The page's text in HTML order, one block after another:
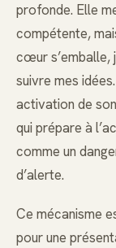
profonde. Elle
compétente,
cœur s’emballe,
suivre mes
activation de
qui prépare à
comme un
d’alerte.
Ce mécanisme
pour une